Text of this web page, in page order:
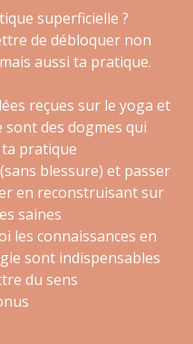
superficielle ?
de débloquer non
aussi ta pratique.
reçues sur le yoga et
des dogmes qui
pratique
blessure) et passer
en reconstruisant sur
saines
les connaissances en
sont indispensables
du sens